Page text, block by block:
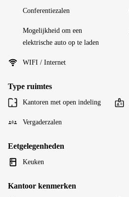
Conferentiezalen
Mogelijkheid om een
elektrische auto op te laden
WIFI / Internet
Type ruimtes
Kantoren met open indeling
Vergaderzalen
Eetgelegenheden
Keuken
Kantoor kenmerken